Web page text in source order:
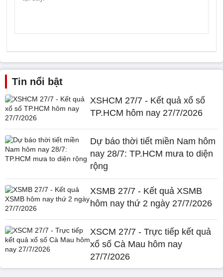
Tin nổi bật
XSHCM 27/7 - Kết quả xổ số
TP.HCM hôm nay 27/7/2026
Dự báo thời tiết miền Nam hôm
nay 28/7: TP.HCM mưa to diện
rộng
XSMB 27/7 - Kết quả XSMB
hôm nay thứ 2 ngày 27/7/2026
XSCM 27/7 - Trực tiếp kết quả
xổ số Cà Mau hôm nay
27/7/2026